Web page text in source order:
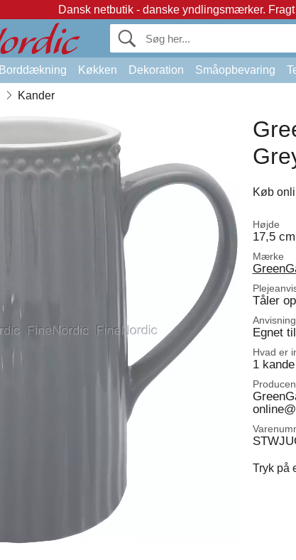
Dansk netbutik - danske yndlingsmærker.
Borddækning Køkken Dekoration Småopbevaring
Kander
Køb
Højde
17,5 cm
Mærke
Tåler
Anvisning
Egnet
Hvad er
1 kande
Tryk på